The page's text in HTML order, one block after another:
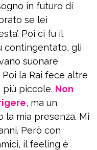
in futuro di
se lei
Poi ci fu il
contingentato, gli
suonare
la Rai fece altre
piccole. Non
, ma un
la mia presenza. Mi
Però con
il feeling è